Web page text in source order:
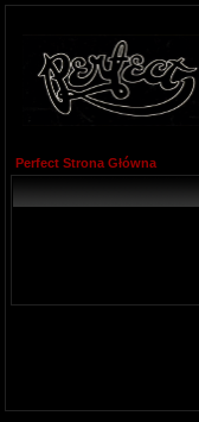
Perfect Strona Główna